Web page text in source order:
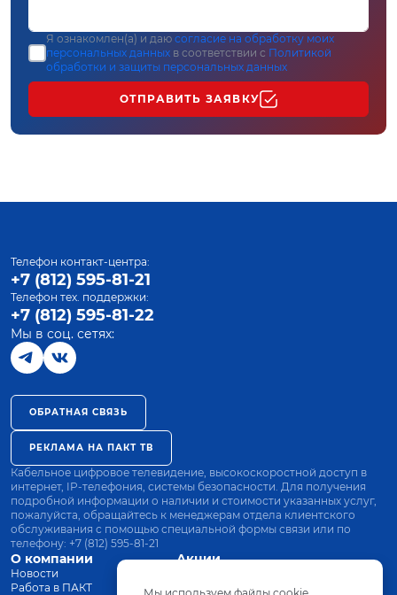
Я ознакомлен(а) и даю согласие на обработку моих
персональных данных в соответствии с Политикой
обработки и защиты персональных данных
ОТПРАВИТЬ ЗАЯВКУ
О компании
Новости
Работа в ПАКТ
Акции
Оплата
Телефон контакт-центра:
+7 (812) 595-81-21
Телефон тех. поддержки:
+7 (812) 595-81-22
Мы в соц. сетях:
ОБРАТНАЯ СВЯЗЬ
РЕКЛАМА НА ПАКТ ТВ
Кабельное цифровое телевидение, высокоскоростной доступ в
интернет, IP-телефония, системы безопасности. Для получения
подробной информации о наличии и стоимости указанных услуг,
пожалуйста, обращайтесь к менеджерам отдела клиентского
обслуживания с помощью специальной формы связи или по
телефону: +7 (812) 595-81-21